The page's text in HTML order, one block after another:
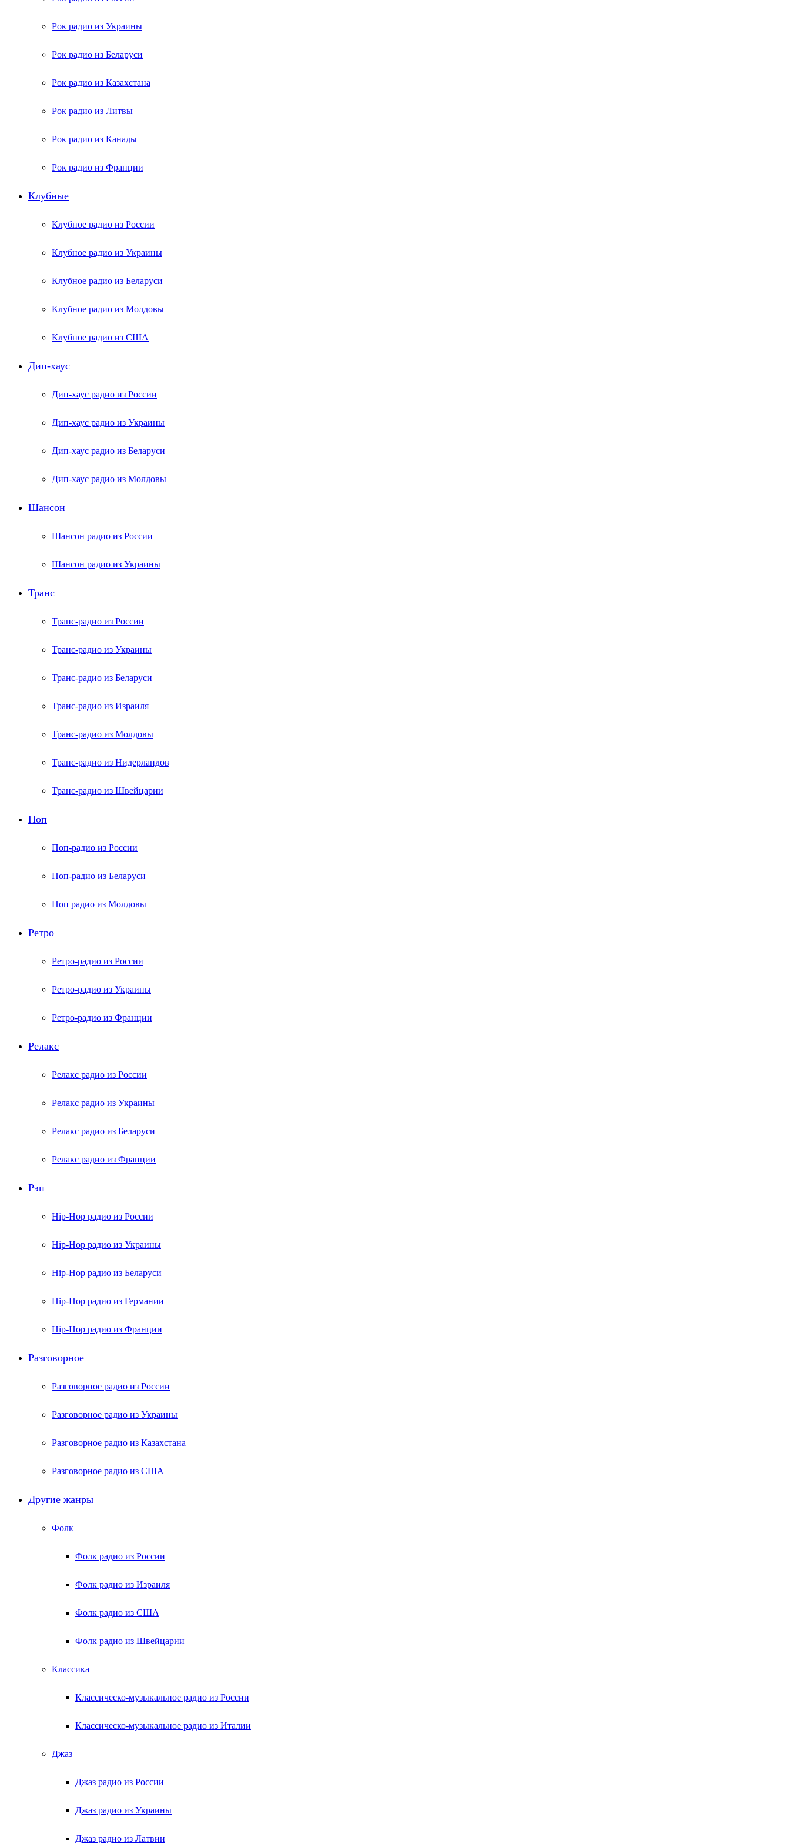
Рок радио из Украины
Рок радио из Беларуси
Рок радио из Казахстана
Рок радио из Литвы
Рок радио из Канады
Рок радио из Франции
Клубные
Клубное радио из России
Клубное радио из Украины
Клубное радио из Беларуси
Клубное радио из Молдовы
Клубное радио из США
Дип-хаус
Дип-хаус радио из России
Дип-хаус радио из Украины
Дип-хаус радио из Беларуси
Дип-хаус радио из Молдовы
Шансон
Шансон радио из России
Шансон радио из Украины
Транс
Транс-радио из России
Транс-радио из Украины
Транс-радио из Беларуси
Транс-радио из Израиля
Транс-радио из Молдовы
Транс-радио из Нидерландов
Транс-радио из Швейцарии
Поп
Поп-радио из России
Поп-радио из Беларуси
Поп радио из Молдовы
Ретро
Ретро-радио из России
Ретро-радио из Украины
Ретро-радио из Франции
Релакс
Релакс радио из России
Релакс радио из Украины
Релакс радио из Беларуси
Релакс радио из Франции
Рэп
Hip-Hop радио из России
Hip-Hop радио из Украины
Hip-Hop радио из Беларуси
Hip-Hop радио из Германии
Hip-Hop радио из Франции
Разговорное
Разговорное радио из России
Разговорное радио из Украины
Разговорное радио из Казахстана
Разговорное радио из США
Другие жанры
Фолк
Фолк радио из России
Фолк радио из Израиля
Фолк радио из США
Фолк радио из Швейцарии
Классика
Классическо-музыкальное радио из России
Классическо-музыкальное радио из Италии
Джаз
Джаз радио из России
Джаз радио из Украины
Джаз радио из Латвии